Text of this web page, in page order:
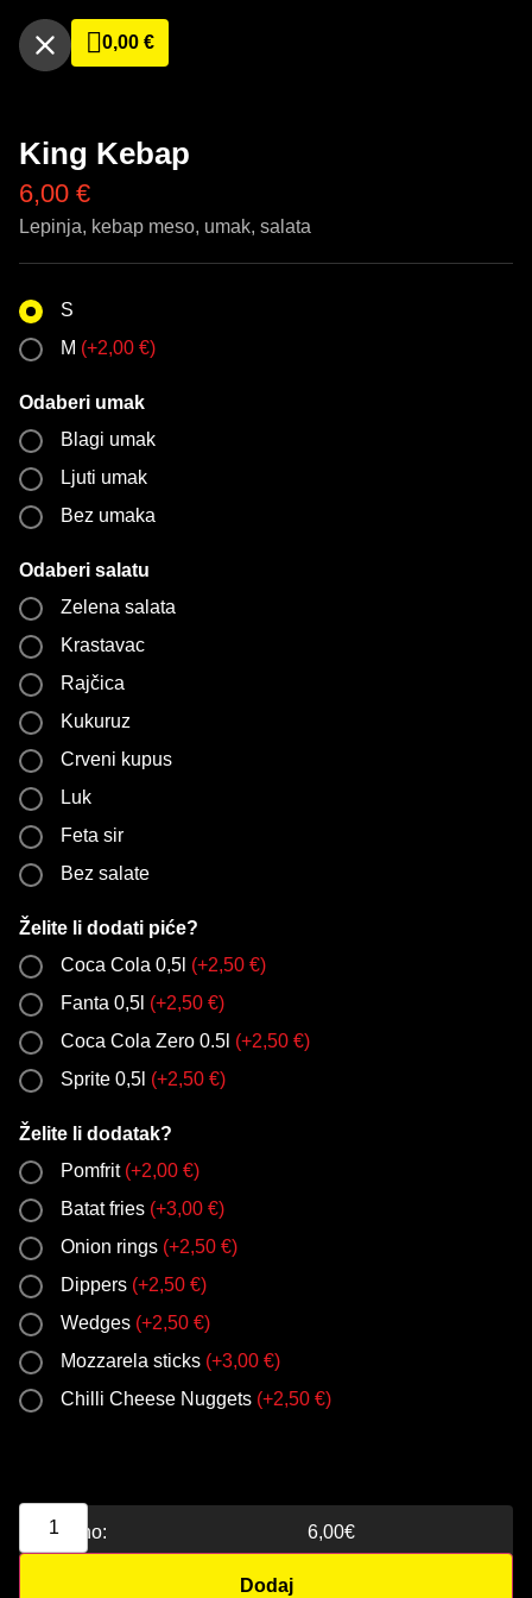
0,00 €
King Kebap
6,00 €
Lepinja, kebap meso, umak, salata
S
M (+2,00 €)
Odaberi umak
Blagi umak
Ljuti umak
Bez umaka
Odaberi salatu
Zelena salata
Krastavac
Rajčica
Kukuruz
Crveni kupus
Luk
Feta sir
Bez salate
Želite li dodati piće?
Coca Cola 0,5l (+2,50 €)
Fanta 0,5l (+2,50 €)
Coca Cola Zero 0.5l (+2,50 €)
Sprite 0,5l (+2,50 €)
Želite li dodatak?
Pomfrit (+2,00 €)
Batat fries (+3,00 €)
Onion rings (+2,50 €)
Dippers (+2,50 €)
Wedges (+2,50 €)
Mozzarela sticks (+3,00 €)
Chilli Cheese Nuggets (+2,50 €)
Ukupno: 6,00€
Dodaj